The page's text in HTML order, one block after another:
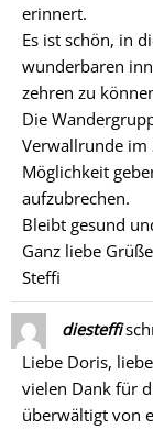
erinnert.
Es ist schön, in
wunderbaren
zehren zu
Die
Verwallrunde im
Möglichkeit
aufzubrechen.
Bleibt gesund
Ganz liebe
Steffi
diesteffi
Liebe Doris,
vielen Dank für
überwältigt von